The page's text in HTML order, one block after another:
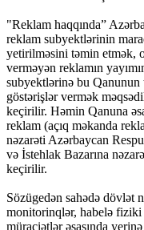
"Reklam haqqında”
reklam subyektlərinin
yetirilməsini təmin etmək,
verməyən reklamın
subyektlərinə bu Qanunun
göstərişlər vermək
keçirilir. Həmin Qanuna
reklam (açıq məkanda
nəzarəti Azərbaycan
və İstehlak Bazarına
keçirilir.
Sözügedən sahədə dövlət
monitorinqlər, habelə
müraciətlər əsasında